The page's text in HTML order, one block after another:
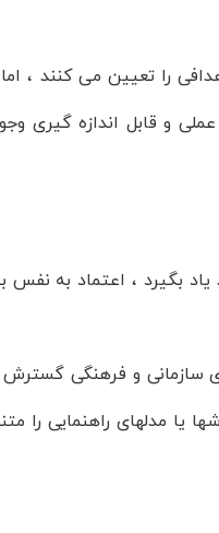
را تعیین می کنند ، اما
و قابل اندازه گیری
بگیرد ، اعتماد به نفس
سازمانی و فرهنگی
مدلهای راهنمایی را